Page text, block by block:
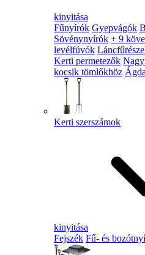
kinyitása
Fűnyírók Gyepvágók
Sövénynyírók + 9
levélfúvók
Kerti permetezők
kocsik tömlőkhöz
Kerti szerszámok
kinyitása
Fejszék Fű- és